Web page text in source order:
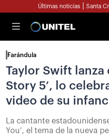
Últimas noticias Santa
Farándula
Taylor Swift lanza
Story 5’, lo
video de su
La cantante
You’, el tema de la nueva